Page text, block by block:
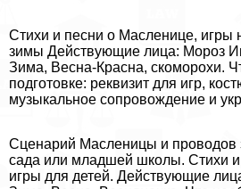
Стихи и песни о Масленице, игры
зимы Действующие лица: Мороз
Зима, Весна-Красна, скоморохи.
подготовке: реквизит для игр,
музыкальное сопровождение и
Сценарий Масленицы и проводов
сада или младшей школы. Стихи
игры для детей. Действующие